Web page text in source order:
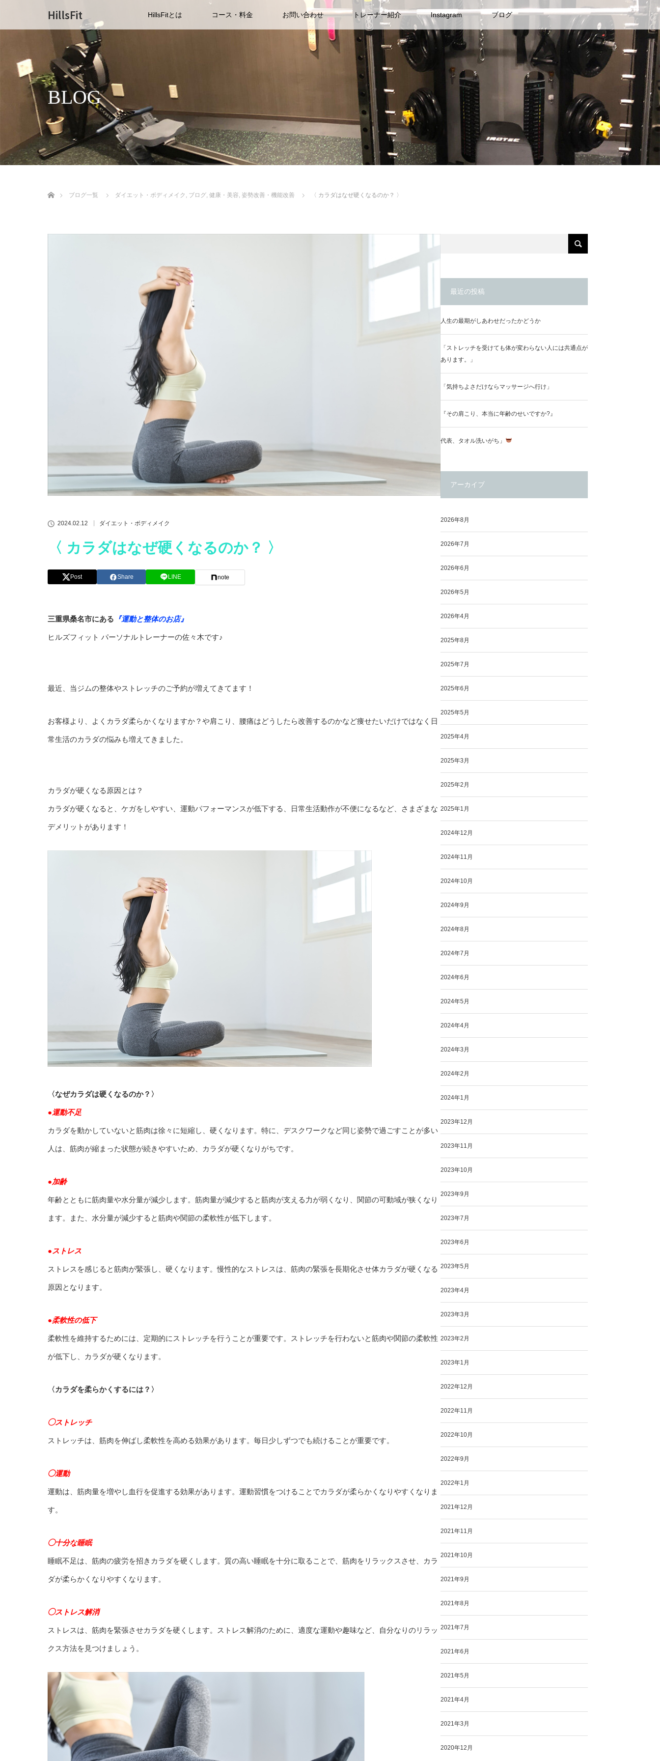
HillsFit HillsFitとは コース・料金 お問い合わせ トレーナー紹介 Instagram ブログ
BLOG
ブログ一覧
ダイエット・ボディメイク , ブログ, 健康・美容, 姿勢改善・機能改善 〈 カラダはなぜ硬くなるのか？ 〉
2024.02.12 ダイエット・ボディメイク
〈 カラダはなぜ硬くなるのか？ 〉
Post Share LINE note
三重県桑名市にある 『運動と整体のお店』
ヒルズフィット パーソナルトレーナーの佐々木です♪
最近、当ジムの整体やストレッチのご予約が増えてきてます！
お客様より、よくカラダ柔らかくなりますか？や肩こり、腰痛はどうしたら改善するのかなど痩せたいだけではなく日
常生活のカラダの悩みも増えてきました。
カラダが硬くなる原因とは？
カラダが硬くなると、ケガをしやすい、運動パフォーマンスが低下する、日常生活動作が不便になるなど、さまざまな
デメリットがあります！
〈なぜカラダは硬くなるのか？〉
●運動不足
カラダを動かしていないと筋肉は徐々に短縮し、硬くなります。特に、デスクワークなど同じ姿勢で過ごすことが多い
人は、筋肉が縮まった状態が続きやすいため、カラダが硬くなりがちです。
●加齢
年齢とともに筋肉量や水分量が減少します。筋肉量が減少すると筋肉が支える力が弱くなり、関節の可動域が狭くなり
ます。また、水分量が減少すると筋肉や関節の柔軟性が低下します。
●ストレス
ストレスを感じると筋肉が緊張し、硬くなります。慢性的なストレスは、筋肉の緊張を長期化させ体カラダが硬くなる
原因となります。
●柔軟性の低下
柔軟性を維持するためには、定期的にストレッチを行うことが重要です。ストレッチを行わないと筋肉や関節の柔軟性
が低下し、カラダが硬くなります。
〈カラダを柔らかくするには？〉
◯ストレッチ
ストレッチは、筋肉を伸ばし柔軟性を高める効果があります。毎日少しずつでも続けることが重要です。
◯運動
運動は、筋肉量を増やし血行を促進する効果があります。運動習慣をつけることでカラダが柔らかくなりやすくなりま
す。
◯十分な睡眠
睡眠不足は、筋肉の疲労を招きカラダを硬くします。質の高い睡眠を十分に取ることで、筋肉をリラックスさせ、カラ
ダが柔らかくなりやすくなります。
◯ストレス解消
ストレスは、筋肉を緊張させカラダを硬くします。ストレス解消のために、適度な運動や趣味など、自分なりのリラッ
クス方法を見つけましょう。
最近の投稿
人生の最期がしあわせだったかどうか
「ストレッチを受けても体が変わらない人には共通点が
あります。」
「気持ちよさだけならマッサージへ行け」
『その肩こり、本当に年齢のせいですか?』
代表、タオル洗いがち」
アーカイブ
2026年8月
2026年7月
2026年6月
2026年5月
2026年4月
2025年8月
2025年7月
2025年6月
2025年5月
2025年4月
2025年3月
2025年2月
2025年1月
2024年12月
2024年11月
2024年10月
2024年9月
2024年8月
2024年7月
2024年6月
2024年5月
2024年4月
2024年3月
2024年2月
2024年1月
2023年12月
2023年11月
2023年10月
2023年9月
2023年7月
2023年6月
2023年5月
2023年4月
2023年3月
2023年2月
2023年1月
2022年12月
2022年11月
2022年10月
2022年9月
2022年1月
2021年12月
2021年11月
2021年10月
2021年9月
2021年8月
2021年7月
2021年6月
2021年5月
2021年4月
2021年3月
2020年12月